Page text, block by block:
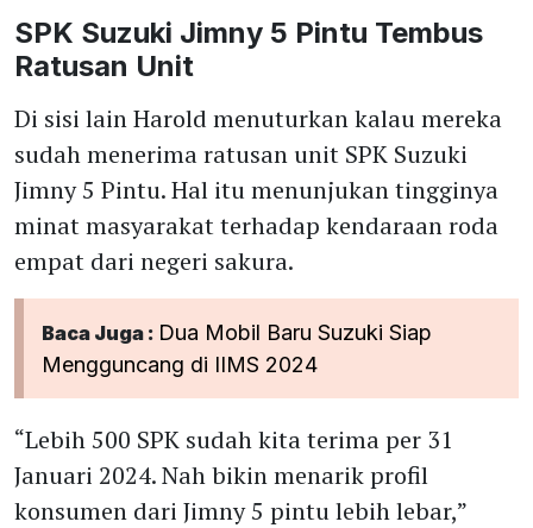
SPK Suzuki Jimny 5 Pintu Tembus
Ratusan Unit
Di sisi lain Harold menuturkan kalau mereka
sudah menerima ratusan unit SPK Suzuki
Jimny 5 Pintu. Hal itu menunjukan tingginya
minat masyarakat terhadap kendaraan roda
empat dari negeri sakura.
Baca Juga : Dua Mobil Baru Suzuki Siap
Mengguncang di IIMS 2024
“Lebih 500 SPK sudah kita terima per 31
Januari 2024. Nah bikin menarik profil
konsumen dari Jimny 5 pintu lebih lebar,”